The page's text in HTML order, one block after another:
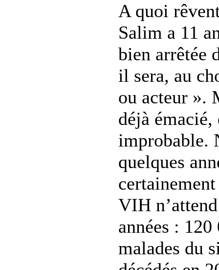
A quoi
Salim a 11
bien arrêtée
il sera, au
ou acteur ».
déjà émacié,
improbable.
quelques
VIH
années :
malades du